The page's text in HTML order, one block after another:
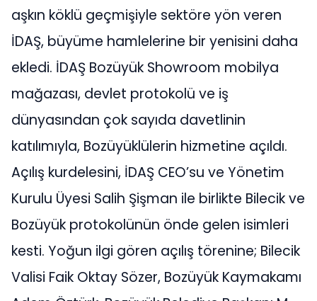
aşkın köklü geçmişiyle sektöre yön veren
İDAŞ, büyüme hamlelerine bir yenisini daha
ekledi. İDAŞ Bozüyük Showroom mobilya
mağazası, devlet protokolü ve iş
dünyasından çok sayıda davetlinin
katılımıyla, Bozüyüklülerin hizmetine açıldı.
Açılış kurdelesini, İDAŞ CEO’su ve Yönetim
Kurulu Üyesi Salih Şişman ile birlikte Bilecik ve
Bozüyük protokolünün önde gelen isimleri
kesti. Yoğun ilgi gören açılış törenine; Bilecik
Valisi Faik Oktay Sözer, Bozüyük Kaymakamı